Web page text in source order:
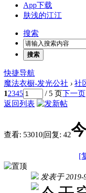
App下载
肤浅的江江
搜索
搜索
快捷导航
魔法衣橱-发光公社 › 社
12345 / 5 页下一页
返回列表
查看: 53010|回复: 42
[
发表于 2019-